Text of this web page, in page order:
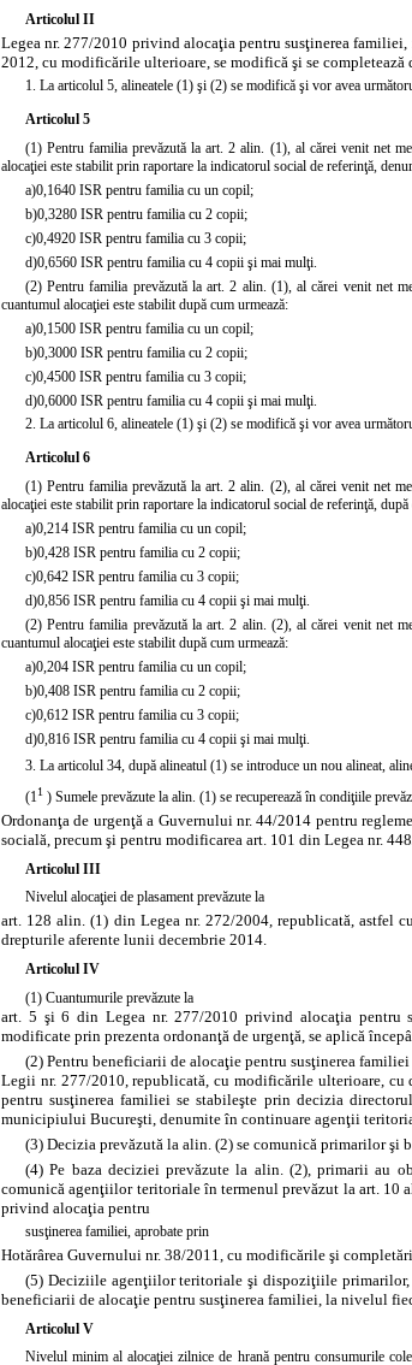
Articolul II
Legea nr. 277/2010 privind alocaţia pentru susţinerea
2012, cu modificările ulterioare, se modifică şi se completează
1. La articolul 5, alineatele (1) şi (2) se modifică şi vor avea
Articolul 5
(1) Pentru familia prevăzută la art. 2 alin. (1), al cărei venit net
alocaţiei este stabilit prin raportare la indicatorul social de referinţă,
a)0,1640 ISR pentru familia cu un copil;
b)0,3280 ISR pentru familia cu 2 copii;
c)0,4920 ISR pentru familia cu 3 copii;
d)0,6560 ISR pentru familia cu 4 copii şi mai mulţi.
(2) Pentru familia prevăzută la art. 2 alin. (1), al cărei venit net
cuantumul alocaţiei este stabilit după cum urmează:
a)0,1500 ISR pentru familia cu un copil;
b)0,3000 ISR pentru familia cu 2 copii;
c)0,4500 ISR pentru familia cu 3 copii;
d)0,6000 ISR pentru familia cu 4 copii şi mai mulţi.
2. La articolul 6, alineatele (1) şi (2) se modifică şi vor avea
Articolul 6
(1) Pentru familia prevăzută la art. 2 alin. (2), al cărei venit net
alocaţiei este stabilit prin raportare la indicatorul social de referinţă, după
a)0,214 ISR pentru familia cu un copil;
b)0,428 ISR pentru familia cu 2 copii;
c)0,642 ISR pentru familia cu 3 copii;
d)0,856 ISR pentru familia cu 4 copii şi mai mulţi.
(2) Pentru familia prevăzută la art. 2 alin. (2), al cărei venit net
cuantumul alocaţiei este stabilit după cum urmează:
a)0,204 ISR pentru familia cu un copil;
b)0,408 ISR pentru familia cu 2 copii;
c)0,612 ISR pentru familia cu 3 copii;
d)0,816 ISR pentru familia cu 4 copii şi mai mulţi.
3. La articolul 34, după alineatul (1) se introduce un nou alineat,
(1 1 ) Sumele prevăzute la alin. (1) se recuperează în condiţiile
Ordonanţa de urgenţă a Guvernului nr. 44/2014 pentru
socială, precum şi pentru modificarea art. 101 din Legea nr.
Articolul III
Nivelul alocaţiei de plasament prevăzute la
art. 128 alin. (1) din Legea nr. 272/2004, republicată, astfel
drepturile aferente lunii decembrie 2014.
Articolul IV
(1) Cuantumurile prevăzute la
art. 5 şi 6 din Legea nr. 277/2010 privind alocaţia pentru
modificate prin prezenta ordonanţă de urgenţă, se aplică
(2) Pentru beneficiarii de alocaţie pentru susţinerea familiei
Legii nr. 277/2010, republicată, cu modificările ulterioare,
pentru susţinerea familiei se stabileşte prin decizia
municipiului Bucureşti, denumite în continuare agenţii
(3) Decizia prevăzută la alin. (2) se comunică primarilor şi
(4) Pe baza deciziei prevăzute la alin. (2), primarii au
comunică agenţiilor teritoriale în termenul prevăzut la art. 10
privind alocaţia pentru
susţinerea familiei, aprobate prin
Hotărârea Guvernului nr. 38/2011, cu modificările şi
(5) Deciziile agenţiilor teritoriale şi dispoziţiile
beneficiarii de alocaţie pentru susţinerea familiei, la nivelul
Articolul V
Nivelul minim al alocaţiei zilnice de hrană pentru consumurile